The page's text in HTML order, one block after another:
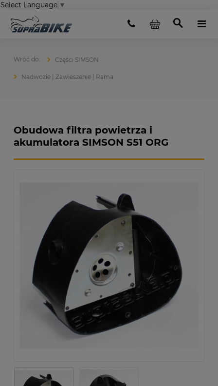
Select Language ▼
Części SIMSON
Nadwozie | Zawieszenie | Rama
Obudowa filtra powietrza i
akumulatora SIMSON S51 ORG